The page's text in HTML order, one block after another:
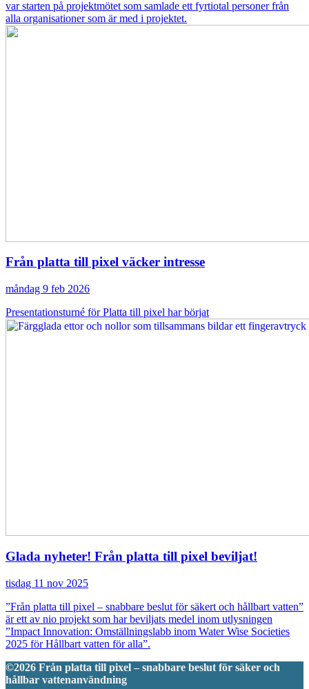
var starten på projektmötet som samlade ett fyrtiotal personer från
alla organisationer som är med i projektet.
Från platta till pixel väcker intresse
måndag 9 feb 2026
Presentationsturné för Platta till pixel har börjat
Glada nyheter! Från platta till pixel beviljat!
tisdag 11 nov 2025
”Från platta till pixel – snabbare beslut för säkert och hållbart vatten”
är ett av nio projekt som har beviljats medel inom utlysningen
”Impact Innovation: Omställningslabb inom Water Wise Societies
2025 för Hållbart vatten för alla”.
©2026 Från platta till pixel – snabbare beslut för säker och
hållbar vattenanvändning